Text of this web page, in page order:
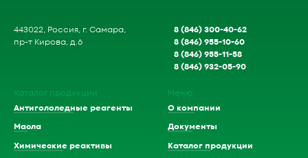
443022, Россия, г. Самара,
пр-т Кирова, д.6
8 (846) 300-40-62
8 (846) 955-10-60
8 (846) 955-11-58
8 (846) 932-05-90
Каталог продукции
Антигололедные реагенты
Масла
Химические реактивы
Меню
О компании
Документы
Каталог продукции